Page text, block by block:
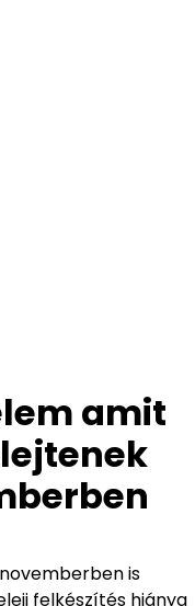
amit
is
felkészítés hiánya